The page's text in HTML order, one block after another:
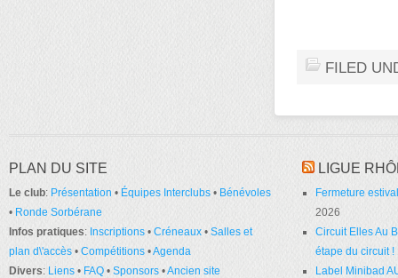
FILED
PLAN DU SITE
Le club: Présentation • Équipes Interclubs • Bénévoles
• Ronde Sorbérane
Infos pratiques: Inscriptions • Créneaux • Salles et
plan d\'accès • Compétitions •Agenda
Divers: Liens • FAQ • Sponsors •Ancien site
LIGUE
Fermeture
2026
Circuit Elles Au
étape du circuit !
Label Minibad